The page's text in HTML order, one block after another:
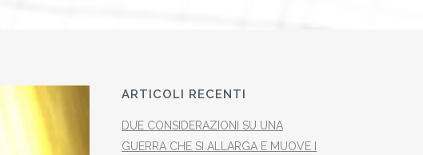
ARTICOLI RECENTI
DUE CONSIDERAZIONI SU UNA
GUERRA CHE SI ALLARGA E MUOVE I